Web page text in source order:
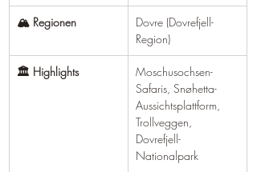
🏔️ Regionen
Dovre (Dovrefjell-
Region)
🏛️ Highlights
Moschusochsen-
Safaris, Snøhetta-
Aussichtsplattform,
Trollveggen,
Dovrefjell-
Nationalpark